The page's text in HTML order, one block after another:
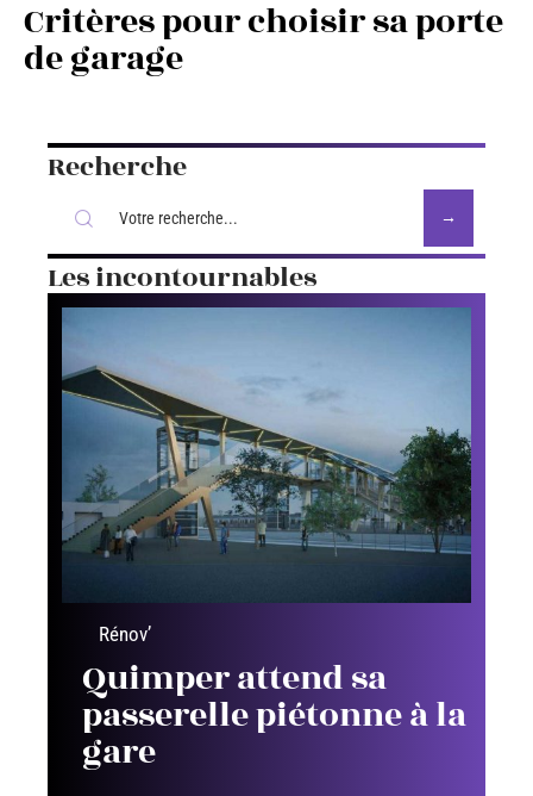
Critères pour choisir sa porte
de garage
Recherche
Les incontournables
Rénov’
Quimper attend sa
passerelle piétonne à la
gare